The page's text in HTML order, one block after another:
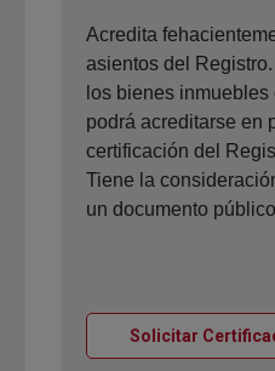
Acredita
asientos del
los bienes
podrá acreditarse en
certificación del
Tiene la
un documento
Solicitar